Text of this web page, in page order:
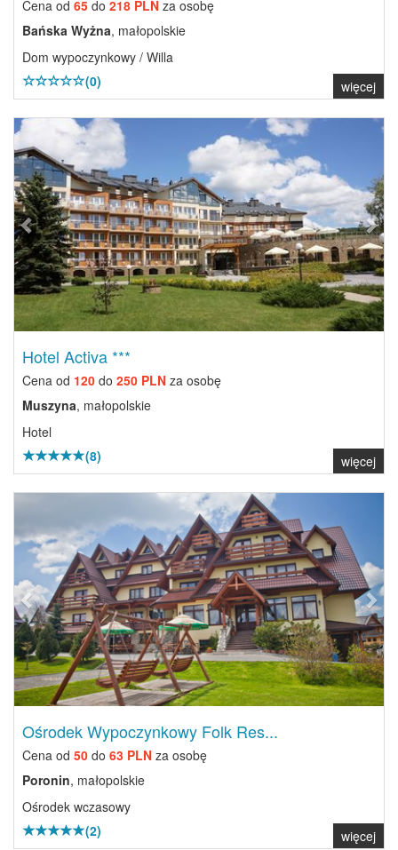
Cena od 65 do 218 PLN za osobę
Bańska Wyżna, małopolskie
Dom wypoczynkowy / Willa
(0)
więcej
Previous Next
Hotel Activa ***
Cena od 120 do 250 PLN za osobę
Muszyna, małopolskie
Hotel
(8)
więcej
Ośrodek Wypoczynkowy Folk Res...
Cena od 50 do 63 PLN za osobę
Poronin, małopolskie
Ośrodek wczasowy
(2)
więcej